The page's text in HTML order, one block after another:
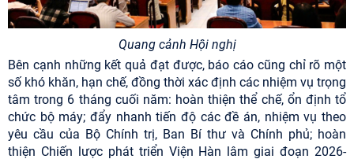
Quang cảnh Hội nghị
Bên cạnh những kết quả đạt được, báo cáo cũng chỉ rõ một
số khó khăn, hạn chế, đồng thời xác định các nhiệm vụ trọng
tâm trong 6 tháng cuối năm: hoàn thiện thể chế, ổn định tổ
chức bộ máy; đẩy nhanh tiến độ các đề án, nhiệm vụ theo
yêu cầu của Bộ Chính trị, Ban Bí thư và Chính phủ; hoàn
thiện Chiến lược phát triển Viện Hàn lâm giai đoạn 2026-